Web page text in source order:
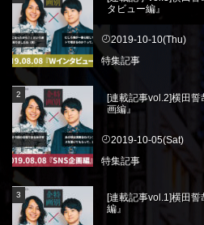
タビュー編』
2019-10-10(Thu)
特集記事
[連載記事vol.2]横田
画編』
2019-10-05(Sat)
特集記事
[連載記事vol.1]横田
編』